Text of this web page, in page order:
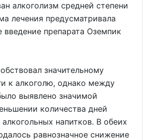
алкоголизм средней степени
лечения предусматривала
введение препарата Оземпик
значительному
к алкоголю, однако между
выявлено значимой
количества дней
напитков. В обеих
равнозначное снижение